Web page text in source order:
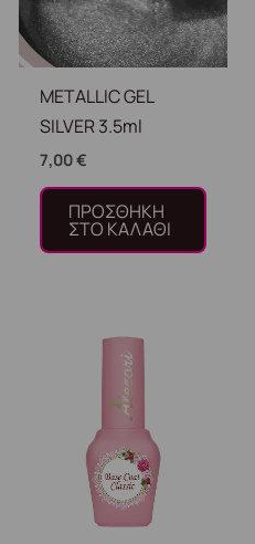
METALLIC GEL
SILVER 3.5ml
7,00€
ΠΡΟΣΘΉΚΗ
ΣΤΟ ΚΑΛΆΘΙ